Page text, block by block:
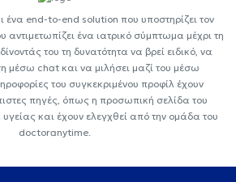
ένα end-to-end solution που υποστηρίζει τον
αντιμετωπίζει ένα ιατρικό σύμπτωμα μέχρι τη
του τη δυνατότητα να βρεί ειδικό, να
μέσω chat και να μιλήσει μαζί του μέσω
του συγκεκριμένου προφίλ έχουν
πηγές, όπως η προσωπική σελίδα του
και έχουν ελεγχθεί από την ομάδα του
doctoranytime.